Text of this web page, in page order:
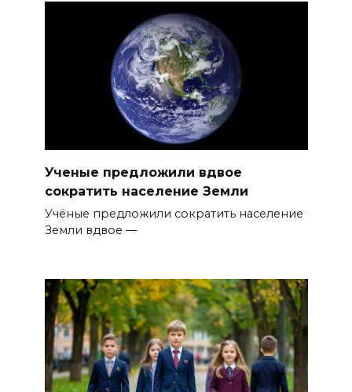
Ученые предложили вдвое
сократить население Земли
Учёные предложили сократить население
Земли вдвое —